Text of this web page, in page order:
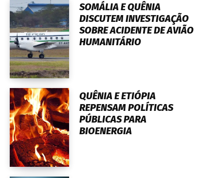
SOMÁLIA E QUÊNIA
DISCUTEM INVESTIGAÇÃO
SOBRE ACIDENTE DE AVIÃO
HUMANITÁRIO
QUÊNIA E ETIÓPIA
REPENSAM POLÍTICAS
PÚBLICAS PARA
BIOENERGIA